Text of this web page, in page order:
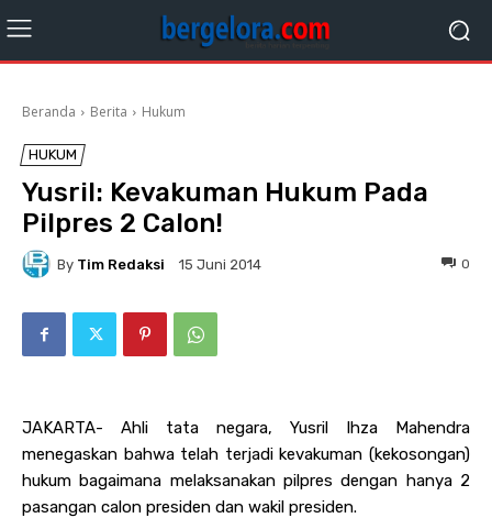
Beranda Berita Hukum
HUKUM
Yusril: Kevakuman Hukum Pada
Pilpres 2 Calon!
By Tim Redaksi 15 Juni 2014 0
JAKARTA- Ahli tata negara, Yusril Ihza Mahendra
menegaskan bahwa telah terjadi kevakuman (kekosongan)
hukum bagaimana melaksanakan pilpres dengan hanya 2
pasangan calon presiden dan wakil presiden.